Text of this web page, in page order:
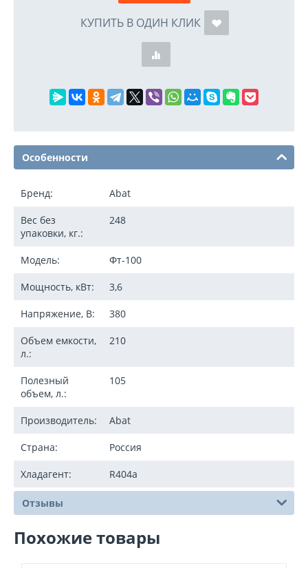
КУПИТЬ В ОДИН КЛИК
Особенности
Бренд: Abat
Вес без
упаковки, кг.:
248
Модель: Фт-100
Мощность, кВт: 3,6
Напряжение, В: 380
Объем емкости,
л.:
210
Полезный
объем, л.:
105
Производитель: Abat
Страна: Россия
Хладагент: R404a
Отзывы
Похожие товары